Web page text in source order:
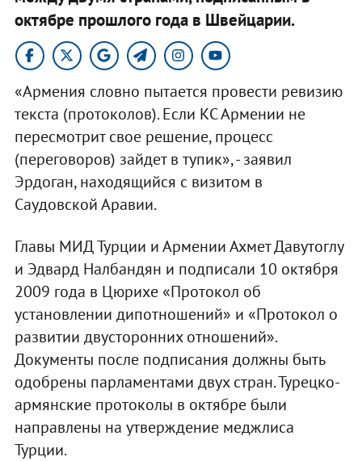
октябре прошлого года в Швейцарии.
«Армения словно пытается провести ревизию
текста (протоколов). Если КС Армении не
пересмотрит свое решение, процесс
(переговоров) зайдет в тупик», - заявил
Эрдоган, находящийся с визитом в
Саудовской Аравии.
Главы МИД Турции и Армении Ахмет Давутоглу
и Эдвард Налбандян и подписали 10 октября
2009 года в Цюрихе «Протокол об
установлении дипотношений» и «Протокол о
развитии двусторонних отношений».
Документы после подписания должны быть
одобрены парламентами двух стран. Турецко-
армянские протоколы в октябре были
направлены на утверждение меджлиса
Турции.